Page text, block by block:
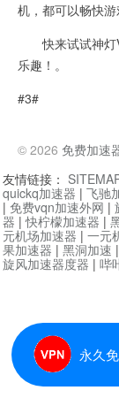
机，都可以畅快游
快来试试神灯
乐趣！。
#3#
© 2026 免费加速
永久
友情链接：
quickq加速器 | 飞驰
| 免费vqn加速外网 |
器 |快柠檬加速器 |
元机场加速器 | 一元
果加速器 | 黑洞加速 |
旋风加速器度器 | 哔